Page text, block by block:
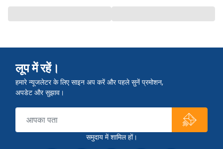
लूप में रहें।
हमारे न्यूजलेटर के लिए साइन अप करें और पहले सुनें प्रमोशन,
अपडेट और सुझाव।
समुदाय में शामिल हों।